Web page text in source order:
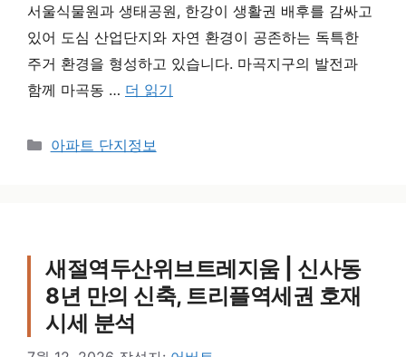
서울식물원과 생태공원, 한강이 생활권 배후를 감싸고
있어 도심 산업단지와 자연 환경이 공존하는 독특한
주거 환경을 형성하고 있습니다. 마곡지구의 발전과
함께 마곡동 … 더 읽기
카테고리
아파트 단지정보
새절역두산위브트레지움 | 신사동
8년 만의 신축, 트리플역세권 호재
시세 분석